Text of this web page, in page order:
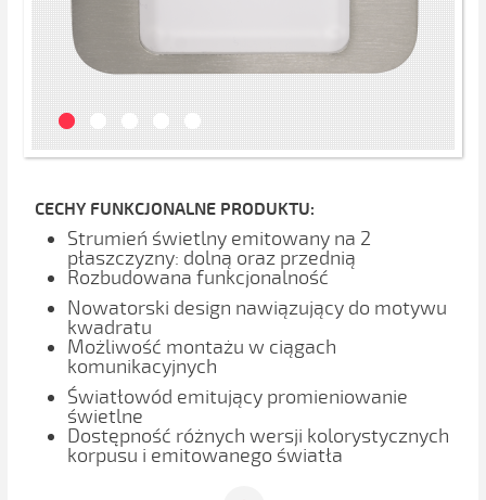
CECHY FUNKCJONALNE PRODUKTU:
Strumień świetlny emitowany na 2
płaszczyzny: dolną oraz przednią
Rozbudowana funkcjonalność
Nowatorski design nawiązujący do motywu
kwadratu
Możliwość montażu w ciągach
komunikacyjnych
Światłowód emitujący promieniowanie
świetlne
Dostępność różnych wersji kolorystycznych
korpusu i emitowanego światła